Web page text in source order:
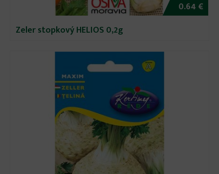
0.64 €
Zeler stopkový HELIOS 0,2g